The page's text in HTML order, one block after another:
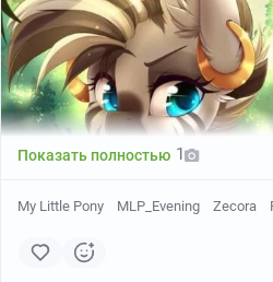
мы продолжаем наши
Все как обычно - сегодня, в
вкусняшки и напитки
Картинко
Показать полностью 1
My Little Pony MLP_Evening Zecora